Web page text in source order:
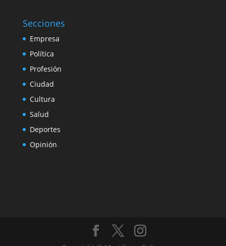
Secciones
Empresa
Política
Profesión
Ciudad
Cultura
Salud
Deportes
Opinión